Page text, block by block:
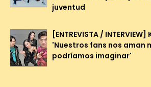
juventud
[ENTREVISTA / INTERVIEW]
'Nuestros fans nos aman
podríamos imaginar'